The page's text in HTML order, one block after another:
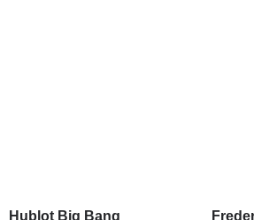
Hublot Big Bang